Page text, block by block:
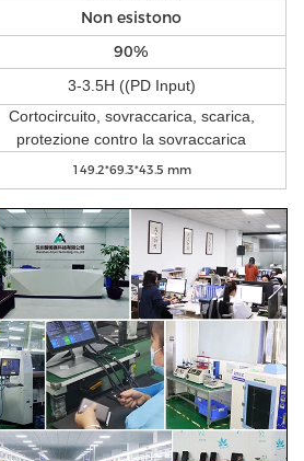
Non esistono
90%
3-3.5H ((PD Input)
Cortocircuito, sovraccarica, scarica,
protezione contro la sovraccarica
149.2*69.3*43.5 mm